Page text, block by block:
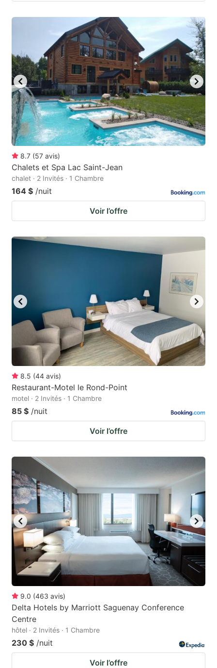
8.7 (57 avis)
Chalets et Spa Lac Saint-Jean
chalet · 2 Invités · 1 Chambre
164 $ /nuit
Voir l’offre
8.5 (44 avis)
Restaurant-Motel le Rond-Point
motel · 2 Invités · 1 Chambre
85 $ /nuit
Voir l’offre
9.0 (463 avis)
Delta Hotels by Marriott Saguenay Conference
Centre
hôtel · 2 Invités · 1 Chambre
230 $ /nuit
Voir l’offre